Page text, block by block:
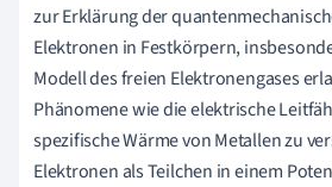
zur Erklärung der
Elektronen in Festkörpern,
Modell des freien Elektronengases
Phänomene wie die elektrische
spezifische Wärme von Metallen zu
Elektronen als Teilchen in einem